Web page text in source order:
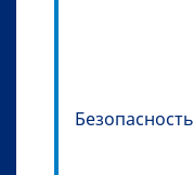
Безопасность